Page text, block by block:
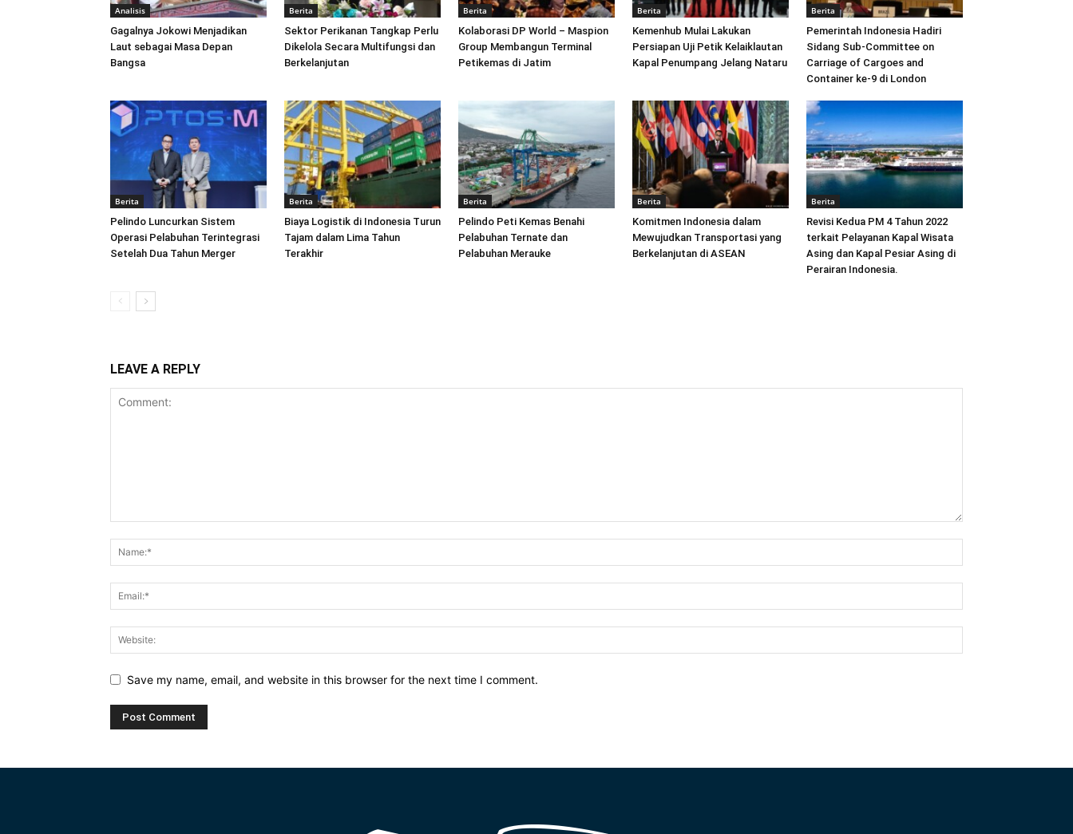
Analisis
Gagalnya Jokowi Menjadikan
Laut sebagai Masa Depan
Bangsa
Berita
Sektor Perikanan Tangkap Perlu
Dikelola Secara Multifungsi dan
Berkelanjutan
Berita
Kolaborasi DP World – Maspion
Group Membangun Terminal
Petikemas di Jatim
Berita
Kemenhub Mulai Lakukan
Persiapan Uji Petik Kelaiklautan
Kapal Penumpang Jelang Nataru
Berita
Pemerintah Indonesia Hadiri
Sidang Sub-Committee on
Carriage of Cargoes and
Container ke-9 di London
Berita
Pelindo Luncurkan Sistem
Operasi Pelabuhan Terintegrasi
Setelah Dua Tahun Merger
Berita
Biaya Logistik di Indonesia Turun
Tajam dalam Lima Tahun
Terakhir
Berita
Pelindo Peti Kemas Benahi
Pelabuhan Ternate dan
Pelabuhan Merauke
Berita
Komitmen Indonesia dalam
Mewujudkan Transportasi yang
Berkelanjutan di ASEAN
Berita
Revisi Kedua PM 4 Tahun 2022
terkait Pelayanan Kapal Wisata
Asing dan Kapal Pesiar Asing di
Perairan Indonesia.
LEAVE A REPLY
Save my name, email, and website in this browser for the next time I comment.